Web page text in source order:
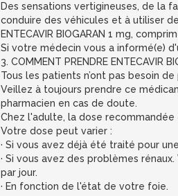
Des sensations vertigineuses, de la
conduire des véhicules et à utiliser
ENTECAVIR BIOGARAN 1 mg,
Si votre médecin vous a informé(e)
3. COMMENT PRENDRE ENTECAVIR
Tous les patients n’ont pas besoin de
Veillez à toujours prendre ce
pharmacien en cas de doute.
Chez l'adulte, la dose
Votre dose peut varier :
· Si vous avez déjà été traité pour
· Si vous avez des problèmes
par jour.
· En fonction de l'état de votre foie.